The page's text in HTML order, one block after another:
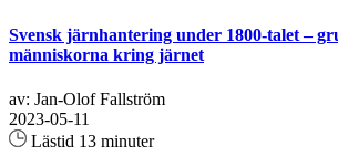
Svensk järnhantering under 1800-talet –
människorna kring järnet
av: Jan-Olof Fallström
2023-05-11
Lästid 13 minuter